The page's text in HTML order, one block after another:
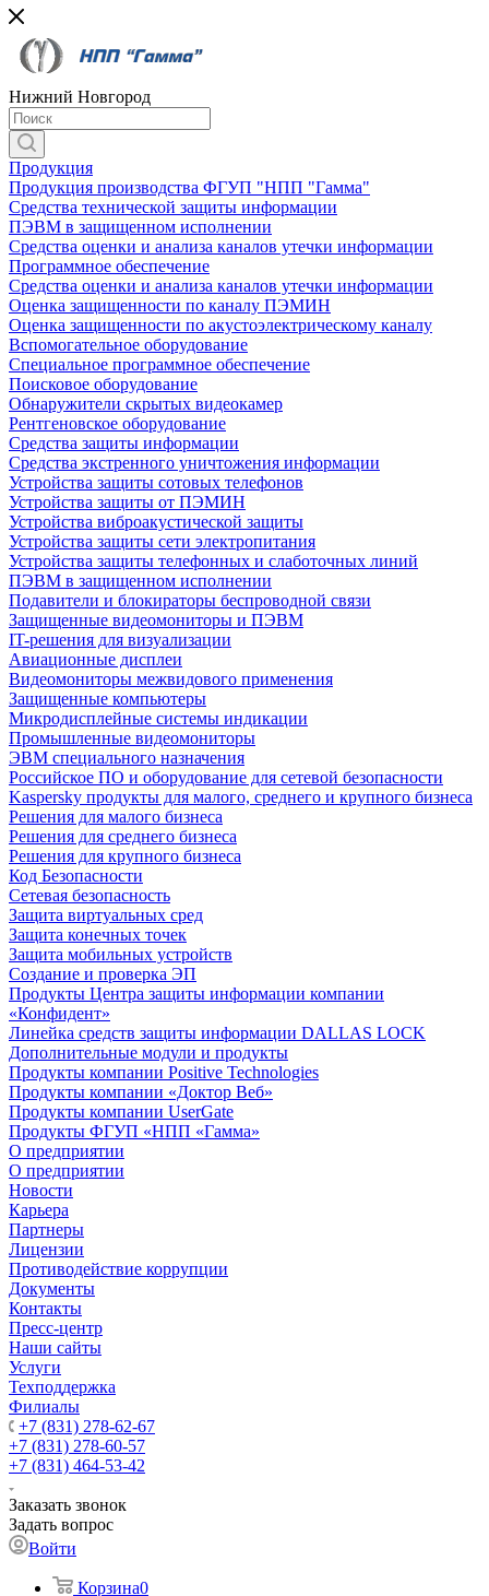
Нижний Новгород
Продукция
Продукция производства ФГУП "НПП "Гамма"
Средства технической защиты информации
ПЭВМ в защищенном исполнении
Средства оценки и анализа каналов утечки информации
Программное обеспечение
Средства оценки и анализа каналов утечки информации
Оценка защищенности по каналу ПЭМИН
Оценка защищенности по акустоэлектрическому каналу
Вспомогательное оборудование
Специальное программное обеспечение
Поисковое оборудование
Обнаружители скрытых видеокамер
Рентгеновское оборудование
Средства защиты информации
Средства экстренного уничтожения информации
Устройства защиты сотовых телефонов
Устройства защиты от ПЭМИН
Устройства виброакустической защиты
Устройства защиты сети электропитания
Устройства защиты телефонных и слаботочных линий
ПЭВМ в защищенном исполнении
Подавители и блокираторы беспроводной связи
Защищенные видеомониторы и ПЭВМ
IT-решения для визуализации
Авиационные дисплеи
Видеомониторы межвидового применения
Защищенные компьютеры
Микродисплейные системы индикации
Промышленные видеомониторы
ЭВМ специального назначения
Российское ПО и оборудование для сетевой безопасности
Kaspersky продукты для малого, среднего и крупного бизнеса
Решения для малого бизнеса
Решения для среднего бизнеса
Решения для крупного бизнеса
Код Безопасности
Сетевая безопасность
Защита виртуальных сред
Защита конечных точек
Защита мобильных устройств
Создание и проверка ЭП
Продукты Центра защиты информации компании
«Конфидент»
Линейка средств защиты информации DALLAS LOCK
Дополнительные модули и продукты
Продукты компании Positive Technologies
Продукты компании «Доктор Веб»
Продукты компании UserGate
Продукты ФГУП «НПП «Гамма»
О предприятии
О предприятии
Новости
Карьера
Партнеры
Лицензии
Противодействие коррупции
Документы
Контакты
Пресс-центр
Наши сайты
Услуги
Техподдержка
Филиалы
+7 (831) 278-62-67
+7 (831) 278-60-57
+7 (831) 464-53-42
Заказать звонок
Задать вопрос
Войти
Корзина0